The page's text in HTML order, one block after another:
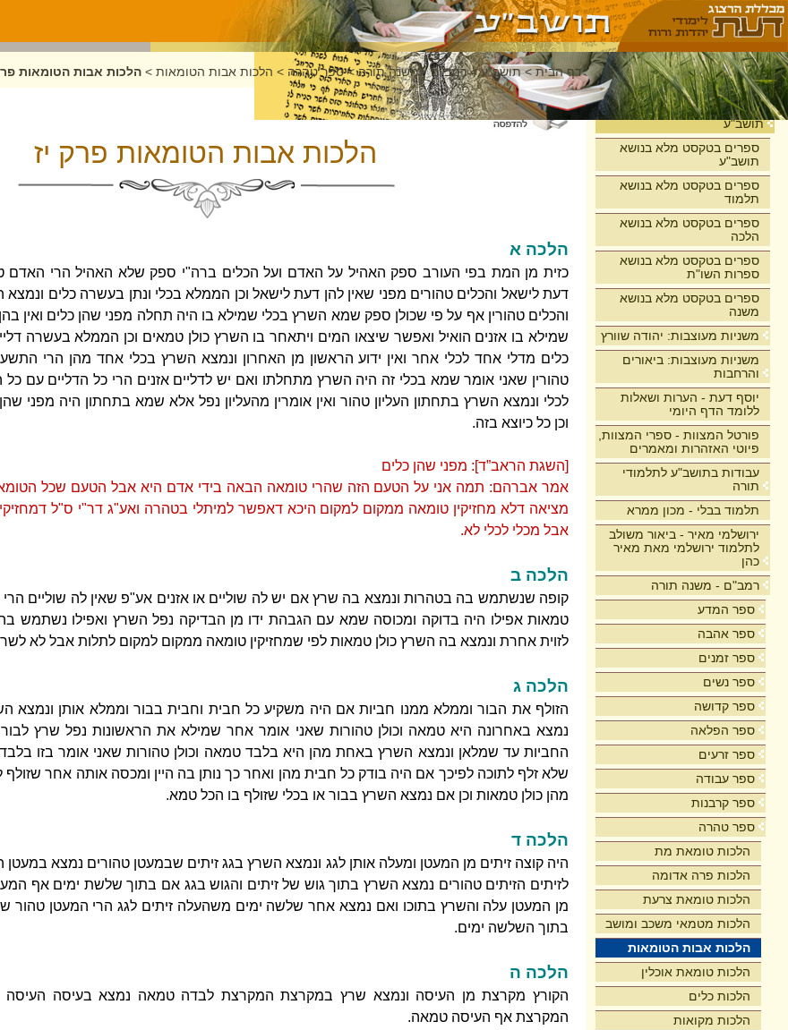
בית
תושב"ע
ספרים בטקסט מלא בנושא
תושב"ע
ספרים בטקסט מלא בנושא
תלמוד
ספרים בטקסט מלא בנושא
הלכה
ספרים בטקסט מלא בנושא
ספרות השו"ת
ספרים בטקסט מלא בנושא
משנה
משניות מעוצבות: יהודה שוורץ
משניות מעוצבות: ביאורים
והרחבות
יוסף דעת - הערות ושאלות
ללומד הדף היומי
פורטל המצוות - ספרי המצוות,
פיוטי האזהרות ומאמרים
עבודות בתושב"ע לתלמודי
תורה
תלמוד בבלי - מכון ממרא
ירושלמי מאיר - ביאור משולב
לתלמוד ירושלמי מאת מאיר
כהן
רמב"ם - משנה תורה
ספר המדע
ספר אהבה
ספר זמנים
ספר נשים
ספר קדושה
ספר הפלאה
ספר זרעים
ספר עבודה
ספר קרבנות
ספר טהרה
הלכות טומאת מת
הלכות פרה אדומה
הלכות טומאת צרעת
הלכות מטמאי משכב ומושב
הלכות אבות הטומאות
הלכות טומאת אוכלין
הלכות כלים
הלכות מקואות
דף הבית >תושב"ע >רמב"ם - משנה תורה>ספר טהרה > הלכות אבות הטומאות > הלכות אבות הטומאות
הלכות אבות הטומאות פרק יז
הלכה א
כזית מן המת בפי העורב ספק האהיל על האדם ועל הכלים ברה"י ספק שלא האהיל הרי האדם
דעת לישאל והכלים טהורים מפני שאין להן דעת לישאל וכן הממלא בכלי ונתן בעשרה כלים
והכלים טהורין אף על פי שכולן ספק שמא השרץ בכלי שמילא בו היה תחלה מפני שהן כלים ואין
שמילא בו אזנים הואיל ואפשר שיצאו המים ויתאחר בו השרץ כולן טמאים וכן הממלא בעשרה
כלים מדלי אחד לכלי אחר ואין ידוע הראשון מן האחרון ונמצא השרץ בכלי אחד מהן הרי
טהורין שאני אומר שמא בכלי זה היה השרץ מתחלתו ואם יש לדליים אזנים הרי כל הדליים עם
לכלי ונמצא השרץ בתחתון העליון טהור ואין אומרין מהעליון נפל אלא שמא בתחתון היה מפני
וכן כל כיוצא בזה.
[השגת הראב”ד]: מפני שהן כלים
אמר אברהם: תמה אני על הטעם הזה שהרי טומאה הבאה בידי אדם היא אבל הטעם שכל
מציאה דלא מחזיקין טומאה ממקום למקום היכא דאפשר למיתלי בטהרה ואע"ג דר"י ס"ל
אבל מכלי לכלי לא.
הלכה ב
קופה שנשתמש בה בטהרות ונמצא בה שרץ אם יש לה שוליים או אזנים אע"פ שאין לה שוליים
טמאות אפילו היה בדוקה ומכוסה שמא עם הגבהת ידו מן הבדיקה נפל השרץ ואפילו נשתמש בה
לזוית אחרת ונמצא בה השרץ כולן טמאות לפי שמחזיקין טומאה ממקום למקום לתלות אבל לא
הלכה ג
הזולף את הבור וממלא ממנו חביות אם היה משקיע כל חבית וחבית בבור וממלא אותן ונמצא
נמצא באחרונה היא טמאה וכולן טהורות שאני אומר אחר שמילא את הראשונות נפל שרץ לבור
החביות עד שמלאן ונמצא השרץ באחת מהן היא בלבד טמאה וכולן טהורות שאני אומר בזו
שלא זלף לתוכה לפיכך אם היה בודק כל חבית מהן ואחר כך נותן בה היין ומכסה אותה אחר
מהן כולן טמאות וכן אם נמצא השרץ בבור או בכלי שזולף בו הכל טמא.
הלכה ד
היה קוצה זיתים מן המעטן ומעלה אותן לגג ונמצא השרץ בגג זיתים שבמעטן טהורים נמצא
לזיתים הזיתים טהורים נמצא השרץ בתוך גוש של זיתים והגוש בגג אם בתוך שלשת ימים אף
מן המעטן עלה והשרץ בתוכו ואם נמצא אחר שלשה ימים משהעלה זיתים לגג הרי המעטן טהור
בתוך השלשה ימים.
הלכה ה
הקורץ מקרצת מן העיסה ונמצא שרץ במקרצת המקרצת לבדה טמאה נמצא בעיסה
המקרצת אף העיסה טמאה.